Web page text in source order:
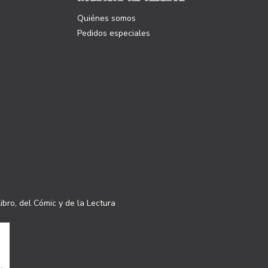
Quiénes somos
Pedidos especiales
del Cómic y de la Lectura